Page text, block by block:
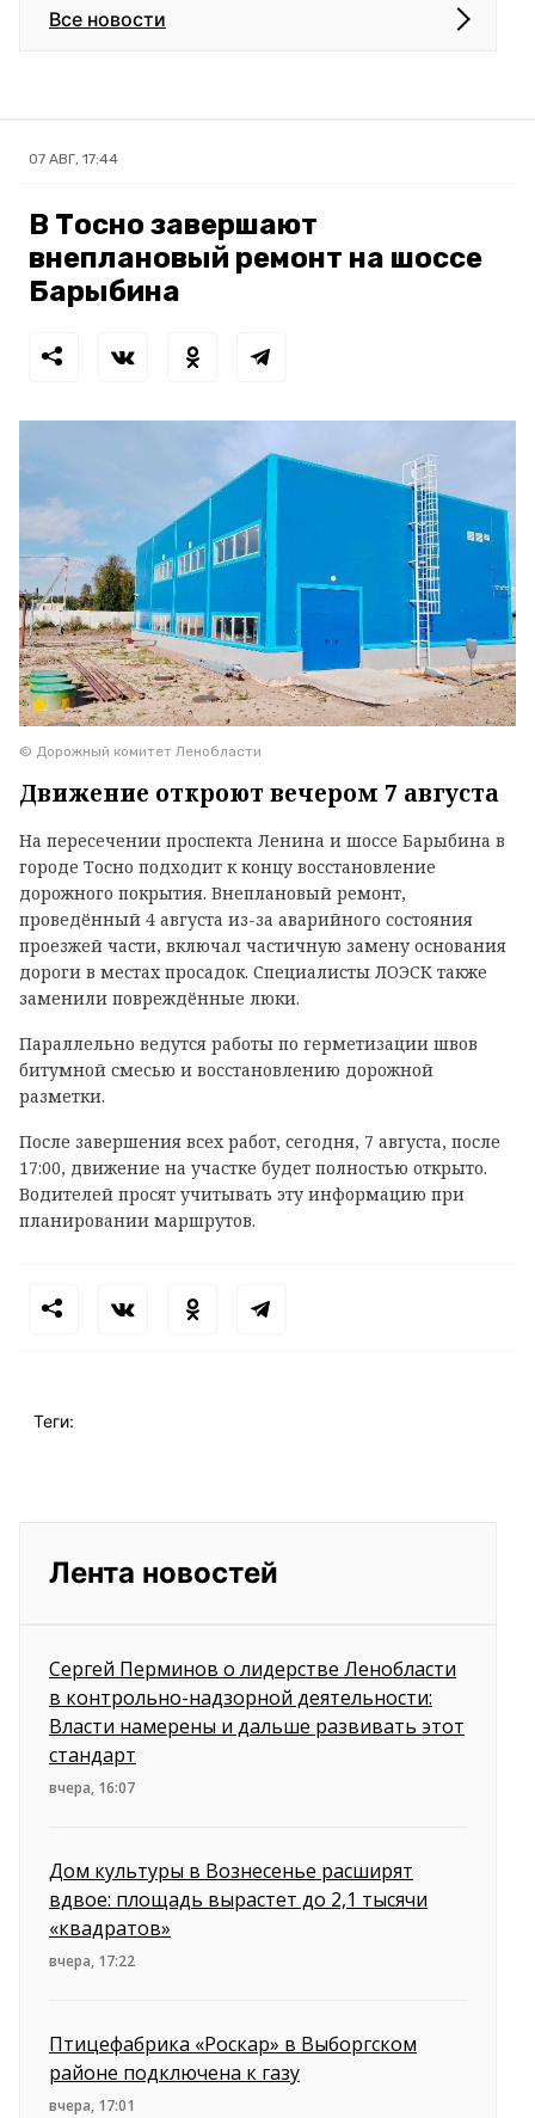
Все новости
07 АВГ, 17:44
В Тосно завершают
внеплановый ремонт на шоссе
Барыбина
© Дорожный комитет Ленобласти
Движение откроют вечером 7 августа
На пересечении проспекта Ленина и шоссе Барыбина в
городе Тосно подходит к концу восстановление
дорожного покрытия. Внеплановый ремонт,
проведённый 4 августа из-за аварийного состояния
проезжей части, включал частичную замену основания
дороги в местах просадок. Специалисты ЛОЭСК также
заменили повреждённые люки.
Параллельно ведутся работы по герметизации швов
битумной смесью и восстановлению дорожной
разметки.
После завершения всех работ, сегодня, 7 августа, после
17:00, движение на участке будет полностью открыто.
Водителей просят учитывать эту информацию при
планировании маршрутов.
Теги:
Лента новостей
Сергей Перминов о лидерстве Ленобласти
в контрольно-надзорной деятельности:
Власти намерены и дальше развивать этот
стандарт
вчера, 16:07
Дом культуры в Вознесенье расширят
вдвое: площадь вырастет до 2,1 тысячи
«квадратов»
вчера, 17:22
Птицефабрика «Роскар» в Выборгском
районе подключена к газу
вчера, 17:01